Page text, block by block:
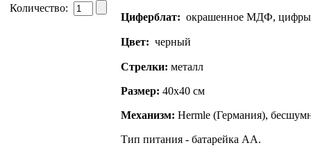
Количество:
Циферблат: окрашенное МДФ, цифры
Цвет: черный
Стрелки: металл
Размер: 40х40 см
Механизм: Hermle (Германия),
Тип питания - батарейка АА.